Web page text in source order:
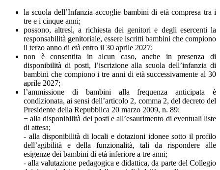
la scuola dell’Infanzia accoglie bambini di età compresa tra i
tre e i cinque anni;
possono, altresì, a richiesta dei genitori e degli esercenti la
responsabilità genitoriale, essere iscritti bambini che compiono
il terzo anno di età entro il 30 aprile 2027;
non è consentita in alcun caso, anche in presenza di
disponibilità di posti, l’iscrizione alla scuola dell’infanzia di
bambini che compiono i tre anni di età successivamente al 30
aprile 2027;
l’ammissione di bambini alla frequenza anticipata è
condizionata, ai sensi dell’articolo 2, comma 2, del decreto del
Presidente della Repubblica 20 marzo 2009, n. 89:
− alla disponibilità dei posti e all’esaurimento di eventuali liste
di attesa;
- alla disponibilità di locali e dotazioni idonee sotto il profilo
dell’agibilità e della funzionalità, tali da rispondere alle
esigenze dei bambini di età inferiore a tre anni;
- alla valutazione pedagogica e didattica, da parte del Collegio